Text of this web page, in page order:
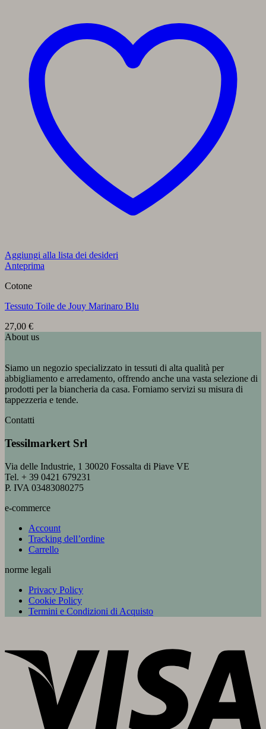
Aggiungi alla lista dei desideri
Anteprima
Cotone
Tessuto Toile de Jouy Marinaro Blu
27,00 €
About us
Siamo un negozio specializzato in tessuti di alta qualità per
abbigliamento e arredamento, offrendo anche una vasta selezione di
prodotti per la biancheria da casa. Forniamo servizi su misura di
tappezzeria e tende.
Contatti
Tessilmarkert Srl
Via delle Industrie, 1 30020 Fossalta di Piave VE
Tel. + 39 0421 679231
P. IVA 03483080275
e-commerce
Account
Tracking dell’ordine
Carrello
norme legali
Privacy Policy
Cookie Policy
Termini e Condizioni di Acquisto